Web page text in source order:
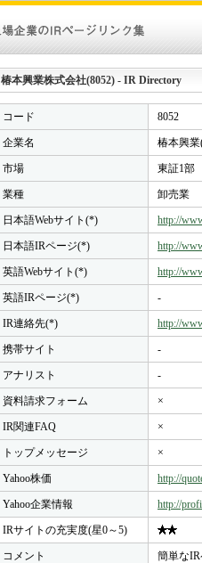
椿本興業株式会社(8052) - IR Directory
コード 8052
企業名 椿本興
市場 東証1部
業種 卸売業
日本語Webサイト(*) http://
日本語IRページ(*) http://
英語Webサイト(*) http://
英語IRページ(*) -
IR連絡先(*) http://
携帯サイト -
アナリスト -
資料請求フォーム ×
IR関連FAQ ×
トップメッセージ ×
Yahoo株価 http://
Yahoo企業情報 http://
IRサイトの充実度(星0～5)
コメント 簡単な